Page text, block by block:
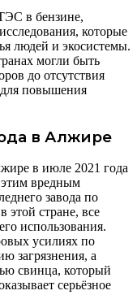
в бензине,
которые
людей и экосистемы.
могли быть
до отсутствия
для повышения
в Алжире
в июле 2021 года
этим вредным
завода по
этой стране, все
использования.
усилиях по
загрязнения, а
свинца, который
серьёзное